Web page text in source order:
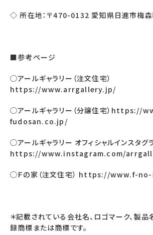
◇ 所在地：〒470-0132 愛知県日進市梅
■参考ページ
◯アールギャラリー（注文住宅）
https://www.arrgallery.jp/
◯アールギャラリー（分譲住宅） https://
fudosan.co.jp/
◯アールギャラリー オフィシャルインスタグ
https://www.instagram.com/
◯Ｆの家（注文住宅） https://www.f-no-
＊記載されている会社名、ロゴマーク、製
録商標または商標です。